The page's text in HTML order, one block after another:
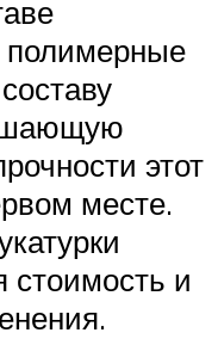
полимерные
этот
месте.
стоимость и